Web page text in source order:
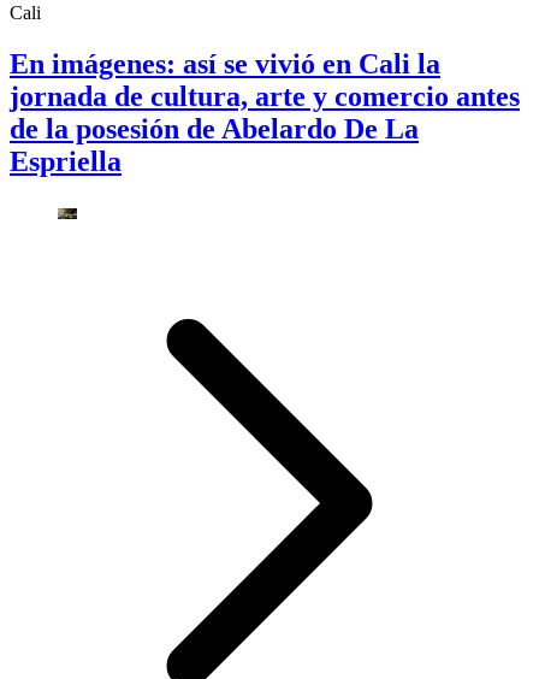
Cali
En imágenes: así se vivió en Cali la
jornada de cultura, arte y comercio antes
de la posesión de Abelardo De La
Espriella